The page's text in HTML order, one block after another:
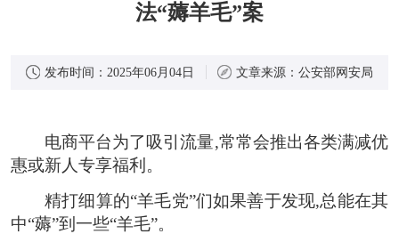
法“薅羊毛”案
发布时间： 2025年06月04日 文章来源： 公安部网安局
电商平台为了吸引流量,常常会推出各类满减优
惠或新人专享福利。
精打细算的“羊毛党”们如果善于发现,总能在其
中“薅”到一些“羊毛”。